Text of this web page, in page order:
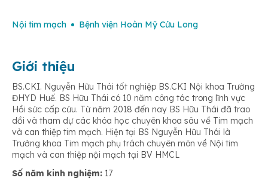
Nội tim mạch Bệnh viện Hoàn Mỹ Cửu Long
Giới thiệu
BS.CKI. Nguyễn Hữu Thái tốt nghiệp BS.CKI Nội khoa Trường
ĐHYD Huế. BS Hữu Thái có 10 năm công tác trong lĩnh vực
Hồi sức cấp cứu. Từ năm 2018 đến nay BS Hữu Thái đã trao
dồi và tham dự các khóa học chuyên khoa sâu về Tim mạch
và can thiệp tim mạch. Hiện tại BS Nguyễn Hữu Thái là
Trưởng khoa Tim mạch phụ trách chuyên môn về Nội tim
mạch và can thiệp nội mạch tại BV HMCL
Số năm kinh nghiệm: 17